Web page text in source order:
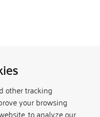
other tracking
your browsing
to analyze our